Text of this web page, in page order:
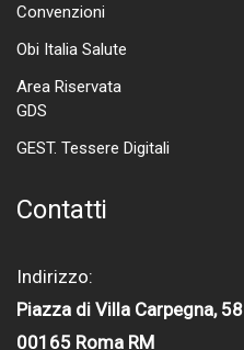
Convenzioni
Obi Italia Salute
Area Riservata
GDS
GEST. Tessere Digitali
Contatti
Indirizzo:
Piazza di Villa Carpegna, 58
00165 Roma RM